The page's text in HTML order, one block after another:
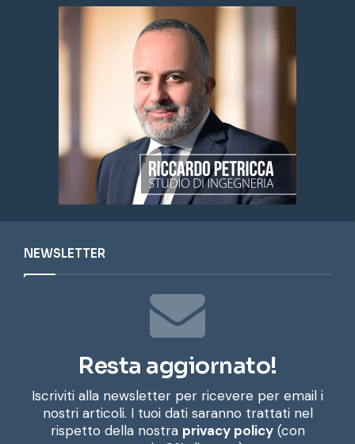
NEWSLETTER
Resta aggiornato!
Iscriviti alla newsletter per ricevere per email i
nostri articoli. I tuoi dati saranno trattati nel
rispetto della nostra privacy policy(con